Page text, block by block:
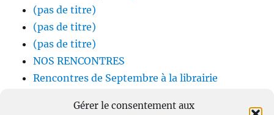
Gérer le consentement aux
(pas de titre)
(pas de titre)
(pas de titre)
NOS RENCONTRES
Rencontres de Septembre à la librairie
Rencontres Juin – Juillet